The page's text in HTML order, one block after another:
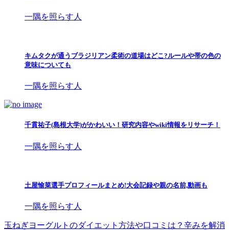
一隅を照らす人
キムタクが通うブラジリアン柔術の道場はどこ?ルールや帯の色の
意味についても
一隅を照らす人
千貫祐子(島根大学)がかわいい！研究内容やwiki情報をリサーチ！
一隅を照らす人
土屋愉菜選手プロフィールまとめ!大会記録や親の名前,動画も
一隅を照らす人
玉ねぎヨーグルトのダイエット方法や口コミは？辛みを解消